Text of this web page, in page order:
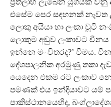
එසේම පෙර සඳහනක්
ලොකු අයියා හා ලංකා චූටි
ලොකුම අඩුව ලංකාවට චීනය
ඉන්නෙ මං විතරද?’‍ වීමය.
දේශපාලනික අරමුණු තකා
යෙදෙන එකම රට ලංකාව
පමණක් එය ඉන්දියාවට යම්
පාකිස්ථානයෙහිද,